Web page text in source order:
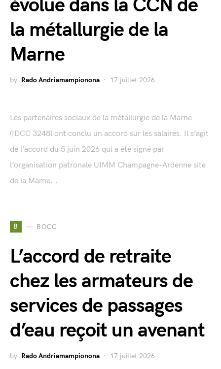
évolue dans la CCN de
la métallurgie de la
Marne
by Rado Andriamampionona 17 juillet 2026
Les partenaires sociaux de la métallurgie de la Marne
(IDCC 3248) ont conclu un accord sur les salaires. Il s’agit
de l’accord du 5 juin 2026 qui a été signé par
l’organisation patronale UIMM Champagne-Ardenne site
de la Marne...
B BOCC
L’accord de retraite
chez les armateurs de
services de passages
d’eau reçoit un avenant
by Rado Andriamampionona 17 juillet 2026